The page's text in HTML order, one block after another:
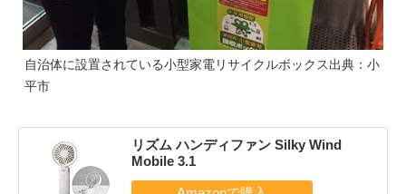
自治体に設置されている小型家電リサイクルボックス出典：小
平市
リズム ハンディファン Silky Wind
Mobile 3.1